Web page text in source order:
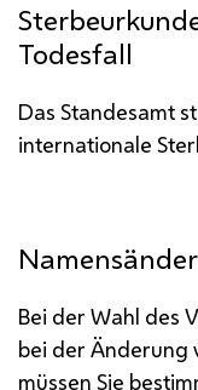
Todesfall
Das Standesamt
internationale
Bei der Wahl des
bei der Änderung
müssen Sie